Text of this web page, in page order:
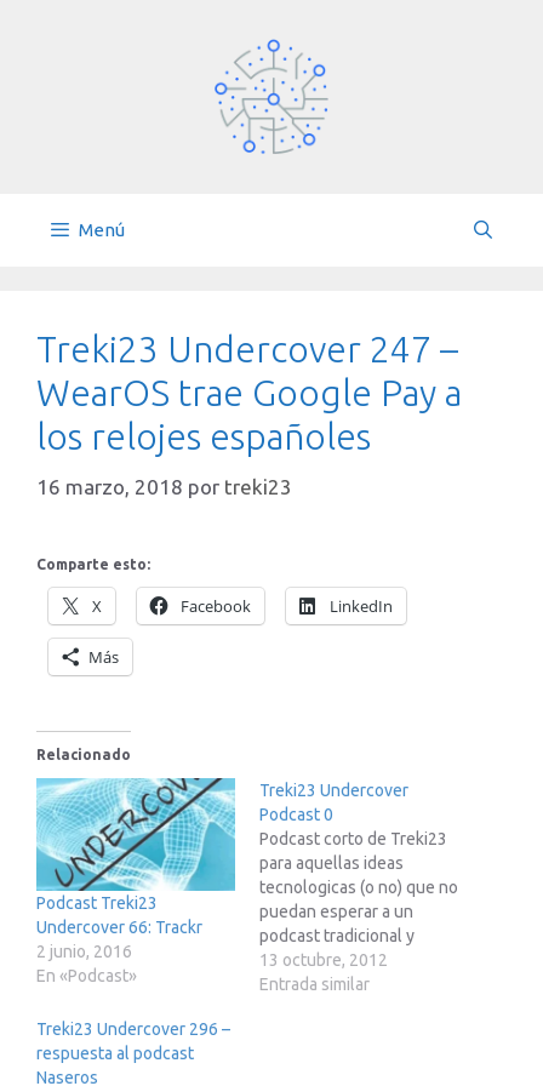
Menú
Treki23 Undercover 247 –
WearOS trae Google Pay a
los relojes españoles
16 marzo, 2018 por treki23
Comparte esto:
X Facebook LinkedIn
Más
Relacionado
Podcast Treki23
Undercover 66: Trackr
2 junio, 2016
En «Podcast»
Treki23 Undercover
Podcast 0
Podcast corto de Treki23
para aquellas ideas
tecnologicas (o no) que no
puedan esperar a un
podcast tradicional y
completo
13 octubre, 2012
Entrada similar
Treki23 Undercover 296 –
respuesta al podcast
Naseros